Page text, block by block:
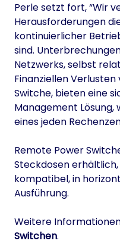
Perle setzt fort, “Wir
Herausforderungen
kontinuierlicher
sind.
Netzwerks, selbst
Finanziellen
Switche, bieten eine
Management Lösung,
eines jeden
Remote Power
Steckdosen
kompatibel, in
Ausführung.
Weitere
Switchen.